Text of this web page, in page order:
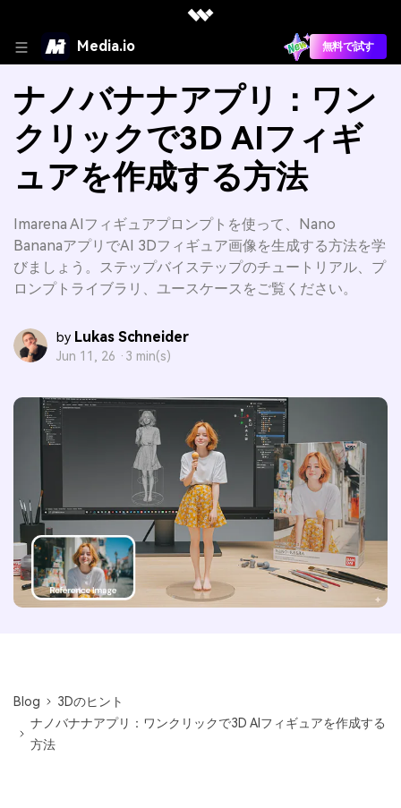
Media.io 無料で試す
ナノバナナアプリ：ワン
クリックで3D AIフィギ
ュアを作成する方法
Imarena AIフィギュアプロンプトを使って、Nano
BananaアプリでAI 3Dフィギュア画像を生成する方法を学
びましょう。ステップバイステップのチュートリアル、プ
ロンプトライブラリ、ユースケースをご覧ください。
by Lukas Schneider
Jun 11, 26 · 3 min(s)
Blog
3Dのヒント
ナノバナナアプリ：ワンクリックで3D AIフィギュアを作成する
方法